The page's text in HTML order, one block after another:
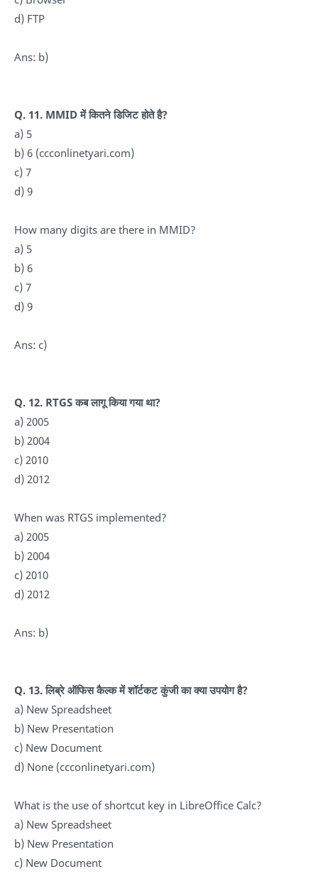
d) FTP
Ans: b)
Q. 11. MMID में कितने डिजिट होते है?
a) 5
b) 6 (ccconlinetyari.com)
c) 7
d) 9
How many digits are there in MMID?
a) 5
b) 6
c) 7
d) 9
Ans: c)
Q. 12. RTGS कब लागू किया गया था?
a) 2005
b) 2004
c) 2010
d) 2012
When was RTGS implemented?
a) 2005
b) 2004
c) 2010
d) 2012
Ans: b)
Q. 13. लिब्रे ऑफिस कैल्क में शॉर्टकट कुंजी का क्या उपयोग है?
a) New Spreadsheet
b) New Presentation
c) New Document
d) None (ccconlinetyari.com)
What is the use of shortcut key in LibreOffice Calc?
a) New Spreadsheet
b) New Presentation
c) New Document